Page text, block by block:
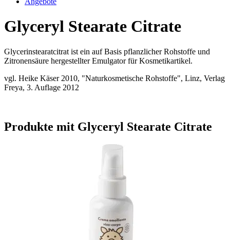
Glyceryl Stearate Citrate
Glycerinstearatcitrat ist ein auf Basis pflanzlicher Rohstoffe und
Zitronensäure hergestellter Emulgator für Kosmetikartikel.
vgl. Heike Käser 2010, "Naturkosmetische Rohstoffe", Linz, Verlag
Freya, 3. Auflage 2012
Produkte mit Glyceryl Stearate Citrate